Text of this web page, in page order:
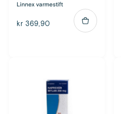
Linnex varmestift
kr 369,90